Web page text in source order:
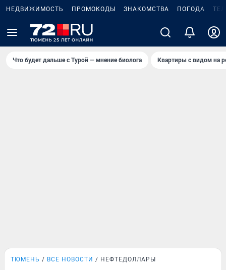
НЕДВИЖИМОСТЬ ПРОМОКОДЫ ЗНАКОМСТВА ПОГОДА
Что будет дальше с Турой — мнение биолога Квартиры с видом на
ТЮМЕНЬ ВСЕ НОВОСТИ НЕФТЕДОЛЛАРЫ